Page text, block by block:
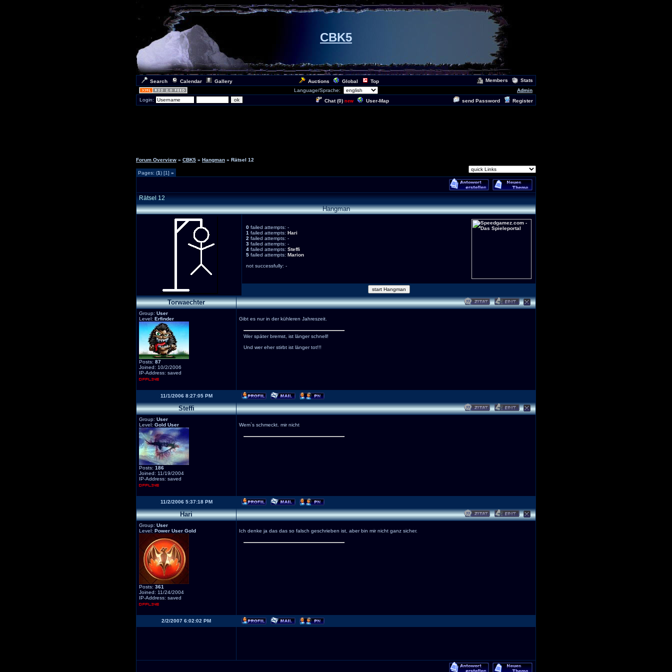
CBK5
Search Calendar Gallery Auctions Global Top Members
Stats
Language/Sprache:
Admin
Login:
Chat (0) new User-Map send Password Register
Forum Overview » CBK5 » Hangman » Rätsel 12
Pages: (1) [1] »
Rätsel 12
Hangman
0 failed attempts: -
1 failed attempts: Hari
2 failed attempts: -
3 failed attempts: -
4 failed attempts: Steffi
5 failed attempts: Marion
not successfully: -
Torwaechter
Group: User
Level: Erfinder
Posts: 87
Joined: 10/2/2006
IP-Address: saved
Gibt es nur in der kühleren Jahreszeit.
Wer später bremst, ist länger schnell!
Und wer eher stirbt ist länger tot!!!
11/1/2006 8:27:05 PM
Steffi
Group: User
Level: Gold User
Posts: 186
Joined: 11/19/2004
IP-Address: saved
Wem`s schmeckt. mir nicht
11/2/2006 5:37:18 PM
Hari
Group: User
Level: Power User Gold
Posts: 361
Joined: 11/24/2004
IP-Address: saved
Ich denke ja das das so falsch geschrieben ist, aber bin mir nicht ganz sicher.
2/2/2007 6:02:02 PM